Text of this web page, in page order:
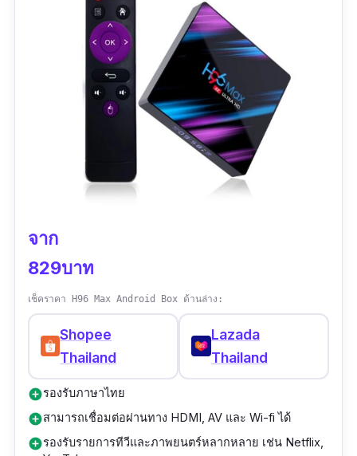
ดี ทดลองใช้แล้วลื่นไหลไม่มีสะดุดอ่ะ หวังว่าคงจะ
ทนทานถ้ามีโอกาสแนะนำเพื่อนคงแนะนำรุ่นนี้
แน่นอนครับ
จาก
829บาท
เช็คราคา H96 Max Android Box ด้านล่าง:
Shopee
Thailand
Lazada
Thailand
add_circleรองรับภาษาไทย
add_circleสามารถเชื่อมต่อผ่านทาง HDMI, AV และ Wi-fi ได้
add_circleรองรับรายการทีวีและภาพยนตร์หลากหลาย เช่น Netflix,